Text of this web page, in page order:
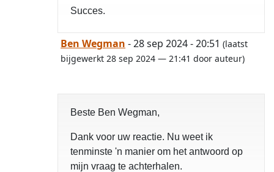
Succes.
Ben Wegman - 28 sep 2024 - 20:51 (laatst
bijgewerkt 28 sep 2024 — 21:41 door auteur)
Beste Ben Wegman,
Dank voor uw reactie. Nu weet ik
tenminste 'n manier om het antwoord op
mijn vraag te achterhalen.